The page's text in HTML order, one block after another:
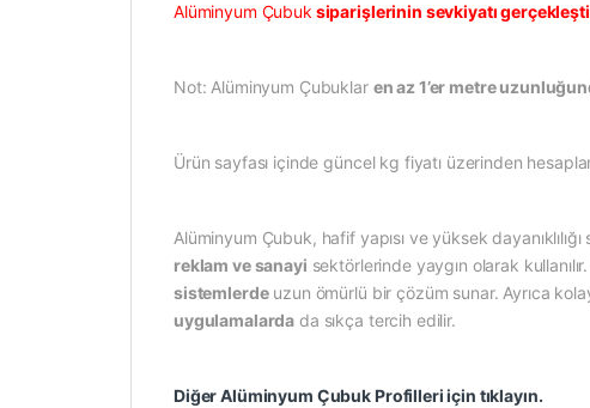
Alüminyum Çubuk siparişlerinin sevkiyatı
Not: Alüminyum Çubuklar en az 1’er metre
Ürün sayfası içinde güncel kg fiyatı üzerinden
Alüminyum Çubuk, hafif yapısı ve yüksek
reklam ve sanayi sektörlerinde yaygın olarak
sistemlerdeuzun ömürlü bir çözüm sunar. Ayrıca
uygulamalarda da sıkça tercih edilir.
Diğer Alüminyum Çubuk Profilleri için tıklayın.